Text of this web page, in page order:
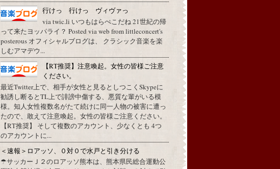
行けっ 行けっ ヴィヴァっ
via twic.li いつもはらぺこだね 21世紀の帰
って来たヨッパライ？ Posted via web from littleconcert's
posterous オフィシャルブログは、 クラシック音楽を楽
しむアマデウ...
【RT推奨】注意喚起。女性の皆様ご注意
ください。
最近Twitter上で、相手が女性と見るとしつこくSkypeに
勧誘し断るとTL上で誹謗中傷する、悪質な輩がいる模
様。知人女性複数名がたて続けに同一人物の被害に遭っ
たので、敢えて注意喚起。女性の皆様ご注意ください。
【RT推奨】 そして複数のアカウント、少なくとも 4つ
のアカウントに...
＜速報＞ロアッソ、０対０で水戸と引き分ける
☂サッカーＪ２のロアッソ熊本は、熊本県民総合運動公